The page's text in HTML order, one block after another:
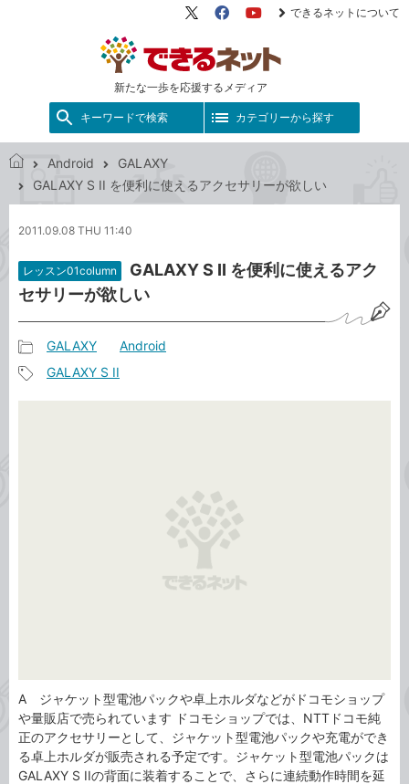
新たな一歩を応援するメディア
X（旧
FacebookYouTube
できるネットについて
キーワードで検索 カテゴリーから探す
で
ネ
ト
Android
GALAXY
GALAXY S II を便利に使えるアクセサリーが欲しい
2011.09.08 THU 11:40
レッスン01column
GALAXY S II を便利に使えるアク
セサリーが欲しい
事
カ
GALAXY Android
GALAXY S II
A ジャケット型電池パックや卓上ホルダなどがドコモショップ
や量販店で売られています ドコモショップでは、NTTドコモ純
正のアクセサリーとして、ジャケット型電池パックや充電ができ
る卓上ホルダが販売される予定です。ジャケット型電池パックは
GALAXY S IIの背面に装着することで、さらに連続動作時間を延